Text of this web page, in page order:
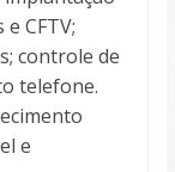
CFTV;
controle de
telefone.
e